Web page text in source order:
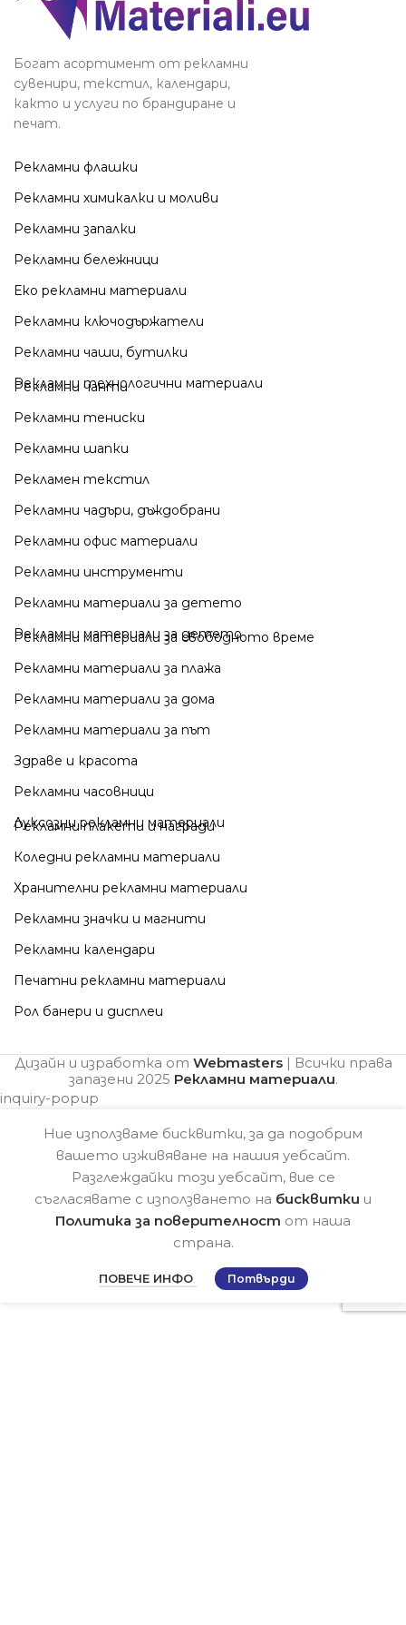
Богат асортимент от рекламни
сувенири, текстил, календари,
както и услуги по брандиране и
печат.
Рекламни флашки
Рекламни химикалки и моливи
Рекламни запалки
Рекламни бележници
Еко рекламни материали
Рекламни ключодържатели
Рекламни чаши, бутилки
Рекламни технологични материали
Рекламни чанти
Рекламни тениски
Рекламни шапки
Рекламен текстил
Рекламни чадъри, дъждобрани
Рекламни офис материали
Рекламни инструменти
Рекламни материали за детето
Рекламни материали за детето
Рекламни материали за свободното време
Рекламни материали за плажа
Рекламни материали за дома
Рекламни материали за път
Здраве и красота
Рекламни часовници
Луксозни рекламни материали
Рекламни плакети и награди
Коледни рекламни материали
Хранителни рекламни материали
Рекламни значки и магнити
Рекламни календари
Печатни рекламни материали
Рол банери и дисплеи
Дизайн и изработка от Webmasters| Всички права
запазени 2025 Рекламни материали.
inquiry-popup
Ние използваме бисквитки, за да подобрим
вашето изживяване на нашия уебсайт.
Разглеждайки този уебсайт, вие се
съгласявате с използването на бисквитки и
Политика за поверителност от наша
страна.
ПОВЕЧЕ ИНФО Потвърди